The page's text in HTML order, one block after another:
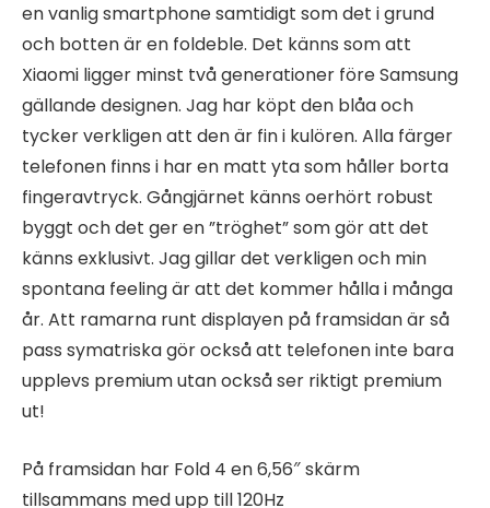
en vanlig smartphone samtidigt som det i grund
och botten är en foldeble. Det känns som att
Xiaomi ligger minst två generationer före Samsung
gällande designen. Jag har köpt den blåa och
tycker verkligen att den är fin i kulören. Alla färger
telefonen finns i har en matt yta som håller borta
fingeravtryck. Gångjärnet känns oerhört robust
byggt och det ger en ”tröghet” som gör att det
känns exklusivt. Jag gillar det verkligen och min
spontana feeling är att det kommer hålla i många
år. Att ramarna runt displayen på framsidan är så
pass symatriska gör också att telefonen inte bara
upplevs premium utan också ser riktigt premium
ut!
På framsidan har Fold 4 en 6,56″ skärm
tillsammans med upp till 120Hz